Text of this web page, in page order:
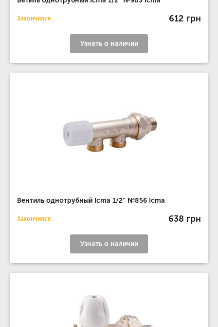
Закончился 612 грн
Узнать о наличии
Вентиль однотрубный Icma 1/2" №856 Icma
Закончился 638 грн
Узнать о наличии